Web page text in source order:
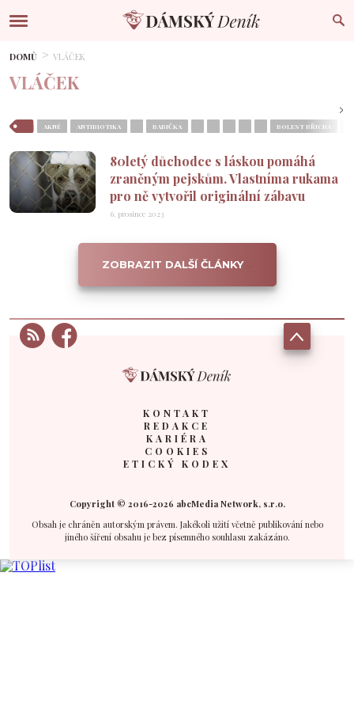
DOMŮ VLÁČEK
VLÁČEK
AKNÉ ANTIBIOTIKA BABIČKA BOLEST BŘICHA
80letý důchodce s láskou pomáhá
zraněným pejskům. Vlastníma rukama
pro ně vytvořil originální zábavu
6. prosince 2023
ZOBRAZIT DALŠÍ ČLÁNKY
KONTAKT
REDAKCE
KARIÉRA
COOKIES
ETICKÝ KODEX
Copyright © 2016-2026 abcMedia Network, s.r.o.
Obsah je chráněn autorským právem. Jakékoli užití včetně publikování nebo
jiného šíření obsahu je bez písemného souhlasu zakázáno.